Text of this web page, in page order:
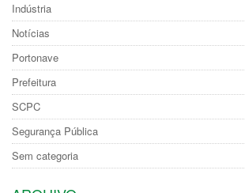
Indústria
Notícias
Portonave
Prefeitura
SCPC
Segurança Pública
Sem categoria